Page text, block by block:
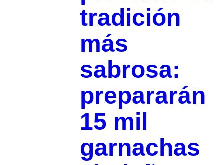
tradición
más
sabrosa:
prepararán
15 mil
garnachas